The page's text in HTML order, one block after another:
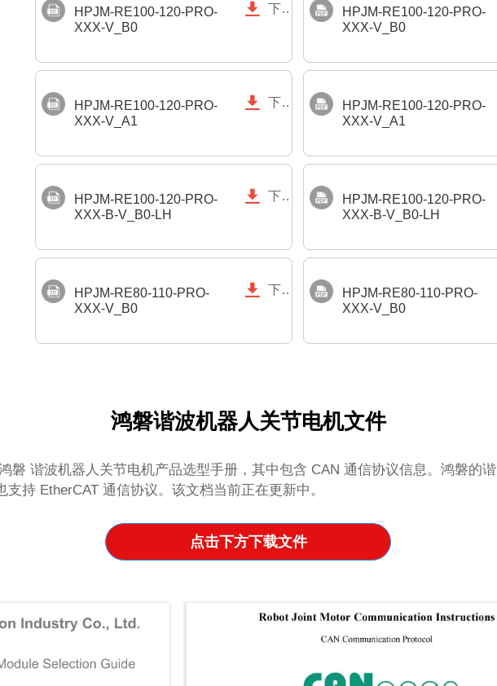
HPJM-RE100-120-PRO-
XXX-V_B0
 下载
HPJM-RE100-120-PRO-
XXX-V_B0
HPJM-RE100-120-PRO-
XXX-V_A1
 下载
HPJM-RE100-120-PRO-
XXX-V_A1
HPJM-RE100-120-PRO-
XXX-B-V_B0-LH
 下载
HPJM-RE100-120-PRO-
XXX-B-V_B0-LH
HPJM-RE80-110-PRO-
XXX-V_B0
 下载
HPJM-RE80-110-PRO-
XXX-V_B0
鸿磐谐波机器人关节电机文件
磐 谐波机器人关节电机产品选型手册，其中包含 CAN 通信协议信息。鸿磐的谐
持 EtherCAT 通信协议。该文档当前正在更新中。
点击下方下载文件